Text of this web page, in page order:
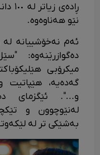
نێو هەناوەوە.
ئەم نەخۆشییانە لە
دەگوازرێنەوە:
میکرۆبی
گەدەیە، هێپاتیت
و...". ئێگزمای
لەنێوچوون و
بەشێکی تر لە